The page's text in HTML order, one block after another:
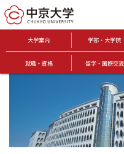
大学案内 学部・大学院
就職・資格 留学・国際交流